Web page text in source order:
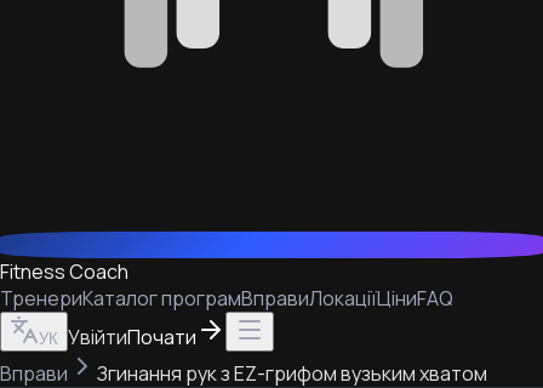
Fitness Coach
ТренериКаталог програмВправиЛокаціїЦіниFAQ
УК УвійтиПочати
Вправи
Згинання рук з EZ-грифом вузьким хватом